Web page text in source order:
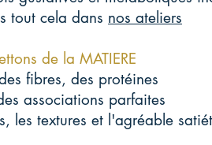
tout cela dans nos ateliers
de la MATIERE
fibres, des protéines
associations parfaites
les textures et l'agréable